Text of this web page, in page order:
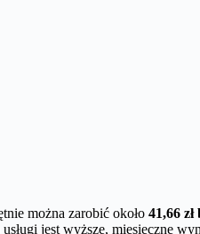
można zarobić około 41,66
jest wyższe, miesięczne